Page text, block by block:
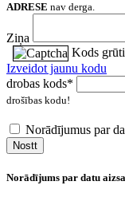
ADRESE nav derga.
Ziņa
Kods grūti
Izveidot jaunu kodu
drobas kods*
drošības kodu!
Norādījumus par
Nostt
Norādījums par datu